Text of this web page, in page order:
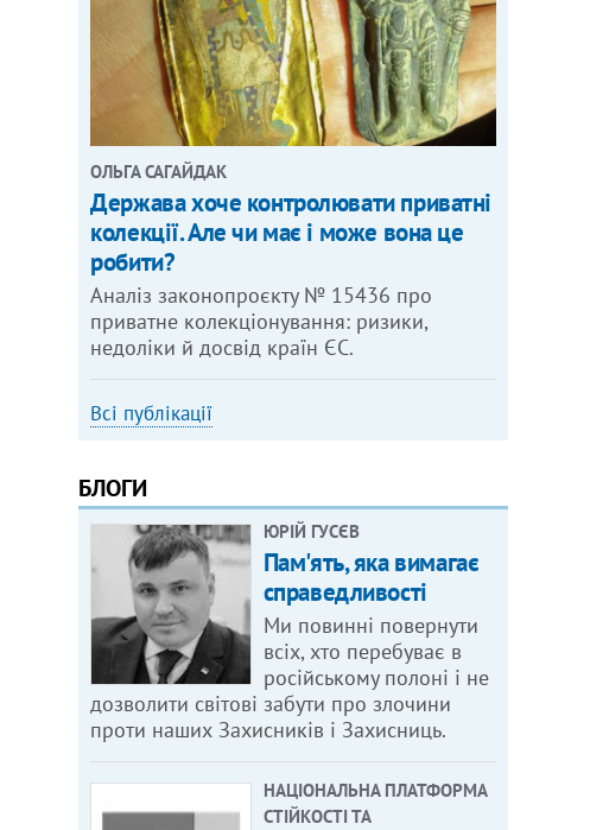
ОЛЬГА САГАЙДАК
Держава хоче контролювати приватні
колекції. Але чи має і може вона це
робити?
Аналіз законопроєкту № 15436 про
приватне колекціонування: ризики,
недоліки й досвід країн ЄС.
Всі публікації
БЛОГИ
ЮРІЙ ГУСЄВ
Пам'ять, яка вимагає
справедливості
Ми повинні повернути
всіх, хто перебуває в
російському полоні і не
дозволити світові забути про злочини
проти наших Захисників і Захисниць.
НАЦІОНАЛЬНА ПЛАТФОРМА
СТІЙКОСТІ ТА